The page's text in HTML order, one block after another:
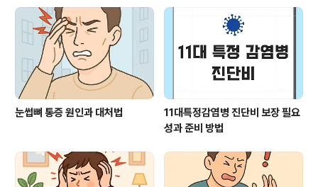
상으로, 특히 숨을 내쉴 때 답답하고 힘들어지는 호흡곤란
이 반복적으로 나타납니다. 계단 오르기나 운동 시 더욱 심
해질 수 있어요.기침: 천식 환자는 건조하고 오래 지속되는
마른기침이 특징이며, 밤이나 새벽에 악화..
눈썹뼈 통증 원인과 대처법
11대특정감염병 진단비 보장 필요
성과 준비 방법